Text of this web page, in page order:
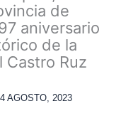
de
aniversario
de la
Castro Ruz
AGOSTO, 2023